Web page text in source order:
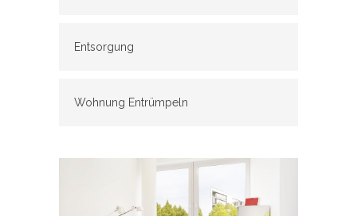
Entsorgung
Wohnung Entrümpeln